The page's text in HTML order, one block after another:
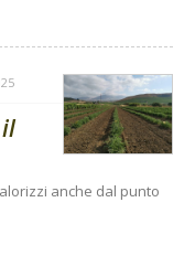
anche dal punto